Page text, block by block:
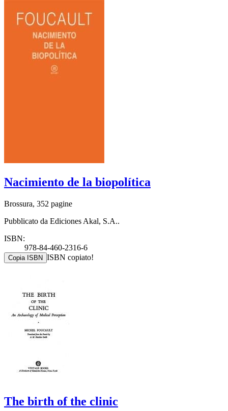
Nacimiento de la biopolítica
Brossura, 352 pagine
Pubblicato da Ediciones Akal, S.A..
ISBN:
978-84-460-2316-6
Copia ISBN ISBN copiato!
The birth of the clinic